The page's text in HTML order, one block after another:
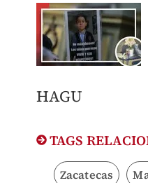
HAGU
TAGS
Zacatecas